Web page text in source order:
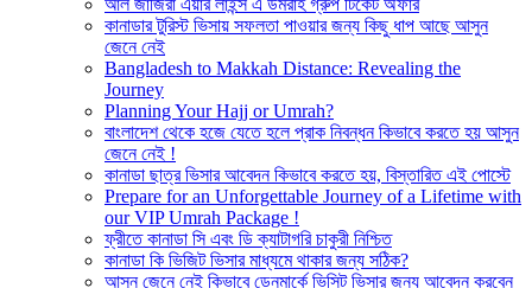
আল জাজিরা এয়ার লাইন্স এ উমরাহ গ্রুপ টিকেট অফার
কানাডার টুরিস্ট ভিসায় সফলতা পাওয়ার জন্য কিছু ধাপ আছে আসুন
জেনে নেই
Bangladesh to Makkah Distance: Revealing the
Journey
Planning Your Hajj or Umrah?
বাংলাদেশ থেকে হজে যেতে হলে প্রাক নিবন্ধন কিভাবে করতে হয় আসুন
জেনে নেই !
কানাডা ছাত্র ভিসার আবেদন কিভাবে করতে হয়, বিস্তারিত এই পোস্টে
Prepare for an Unforgettable Journey of a Lifetime with
our VIP Umrah Package !
ফ্রীতে কানাডা সি এবং ডি ক্যাটাগরি চাকুরী নিশ্চিত
কানাডা কি ভিজিট ভিসার মাধ্যমে থাকার জন্য সঠিক?
আসুন জেনে নেই কিভাবে ডেনমার্কে ভিসিট ভিসার জন্য আবেদন করবেন